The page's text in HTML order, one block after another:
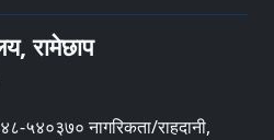
रामेछाप
५४०३७० नागरिकता/राहदानी,